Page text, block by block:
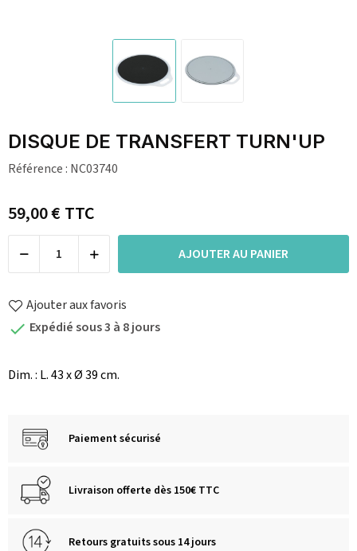
DISQUE DE TRANSFERT TURN'UP
Référence : NC03740
59,00 €TTC
AJOUTER AU PANIER
Ajouter aux favoris
 Expédié sous 3 à 8 jours
Dim. : L. 43 x Ø 39 cm.
Paiement sécurisé
Livraison offerte dès 150€ TTC
Retours gratuits sous 14 jours